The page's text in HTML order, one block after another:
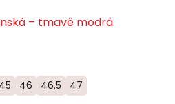
– tmavě modrá
45 46 46.5 47